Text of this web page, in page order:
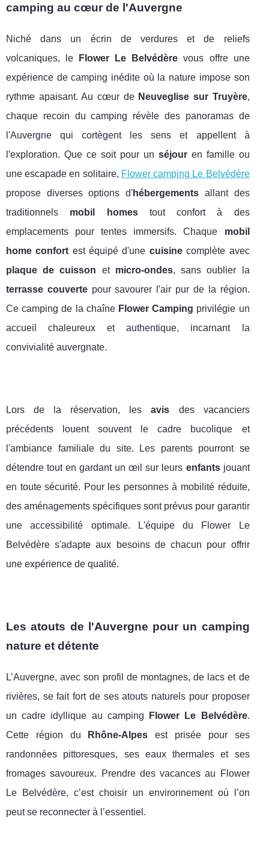
camping au cœur de l'Auvergne
Niché dans un écrin de verdures et de reliefs
volcaniques, le
Flower Le Belvédère vous offre une
expérience de camping inédite où la nature impose son
rythme apaisant. Au cœur de Neuveglise sur Truyère,
chaque recoin du camping révèle des panoramas de
l'Auvergne qui cortègent les sens et appellent à
l'exploration. Que ce soit pour un séjouren famille ou
une escapade en solitaire, Flower camping Le Belvédère
propose diverses options d'hébergements allant des
traditionnels mobil homestout confort à des
emplacements pour tentes immersifs. Chaque mobil
home confort est équipé d'une cuisinecomplète avec
plaque de cuisson et micro-ondes, sans oublier la
terrasse couvertepour savourer l'air pur de la région.
Ce camping de la chaîne Flower Camping privilégie un
accueil chaleureux et authentique, incarnant la
convivialité auvergnate.
Lors de la réservation, lesavis des vacanciers
précédents louent souvent le cadre bucolique et
l'ambiance familiale du site. Les parents pourront se
détendre tout en gardant un œil sur leurs enfantsjouant
en toute sécurité. Pour les personnes à mobilité réduite,
des aménagements spécifiques sont prévus pour garantir
une accessibilité optimale. L'équipe du Flower Le
Belvédère s'adapte aux besoins de chacun pour offrir
une expérience de qualité.
Les atouts de l'Auvergne pour un camping
nature et détente
L’Auvergne, avec son profil de montagnes, de lacs et de
rivières, se fait fort de ses atouts naturels pour proposer
un cadre idyllique au camping
Flower Le Belvédère.
Cette région du
Rhône-Alpes est prisée pour ses
randonnées pittoresques, ses eaux thermales et ses
fromages savoureux. Prendre des vacances au Flower
Le Belvédère, c’est choisir un environnement où l’on
peut se reconnecter à l’essentiel.